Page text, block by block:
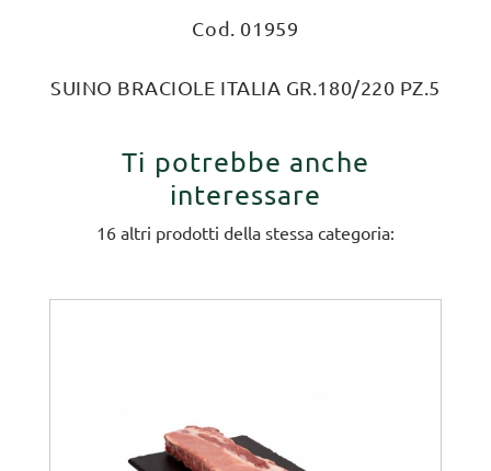
Cod. 01959
SUINO BRACIOLE ITALIA GR.180/220 PZ.5
Ti potrebbe anche
interessare
16 altri prodotti della stessa categoria: